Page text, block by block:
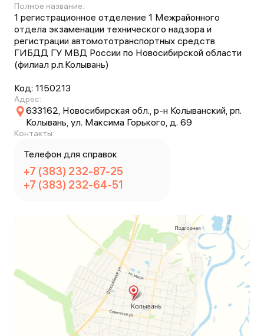
Полное название:
1 регистрационное отделение 1 Межрайонного
отдела экзаменации технического надзора и
регистрации автомототранспортных средств
ГИБДД ГУ МВД России по Новосибирской области
(филиал р.п.Колывань)
Код: 1150213
Адрес:
633162, Новосибирская обл., р-н Колыванский, рп.
Колывань, ул. Максима Горького, д. 69
Контакты:
Телефон для справок
+7 (383) 232-87-25
+7 (383) 232-64-51